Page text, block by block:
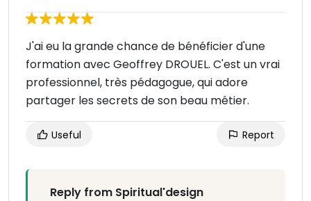
J'ai eu la grande chance de bénéficier d'une
formation avec Geoffrey DROUEL. C'est un vrai
professionnel, très pédagogue, qui adore
partager les secrets de son beau métier.
Useful Report
Reply from Spiritual'design